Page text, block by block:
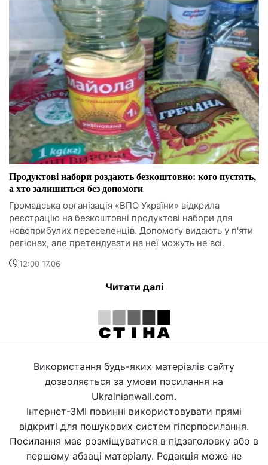
Продуктові набори роздають безкоштовно: кого пустять,
а хто залишиться без допомоги
Громадська організація «ВПО України» відкрила
реєстрацію на безкоштовні продуктові набори для
новоприбулих переселенців. Допомогу видають у п'яти
регіонах, але претендувати на неї можуть не всі.
12:00 17.06
Читати далі
Використання будь-яких матеріалів сайту
дозволяється за умови посилання на
Ukrainianwall.com.
Інтернет-ЗМІ повинні використовувати прямі
відкриті для пошукових систем гіперпосилання.
Посилання має розміщуватися в підзаголовку або в
першому абзаці матеріалу. Редакція може не